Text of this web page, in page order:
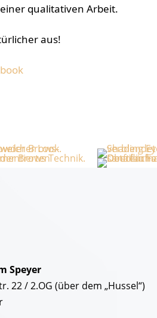
qualitativen Arbeit.
aus!
Speyer
22 / 2.OG (über dem „Hussel“)